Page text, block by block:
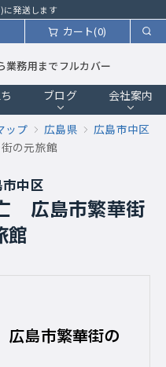
に発送します
カート(0)
業務用までフルカバー
ブログ 会社案内
ップ 広島県
広島市中区
の元旅館
中区
広島市繁華街
館
島市繁華街の